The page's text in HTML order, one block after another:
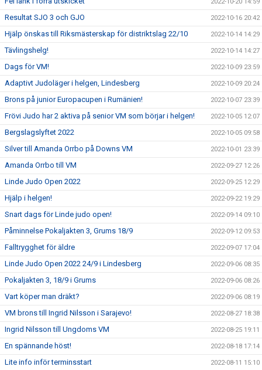
Resultat SJO 3 och GJO 2022-10-16 20:42
Hjälp önskas till Riksmästerskap för distriktslag 22/10 2022-10-14 14:29
Tävlingshelg! 2022-10-14 14:27
Dags för VM! 2022-10-09 23:59
Adaptivt Judoläger i helgen, Lindesberg 2022-10-09 20:24
Brons på junior Europacupen i Rumänien! 2022-10-07 23:39
Frövi Judo har 2 aktiva på senior VM som börjar i helgen! 2022-10-05 12:07
Bergslagslyftet 2022 2022-10-05 09:58
Silver till Amanda Orrbo på Downs VM 2022-10-01 23:39
Amanda Orrbo till VM 2022-09-27 12:26
Linde Judo Open 2022 2022-09-25 12:29
Hjälp i helgen! 2022-09-22 19:29
Snart dags för Linde judo open! 2022-09-14 09:10
Påminnelse Pokaljakten 3, Grums 18/9 2022-09-12 09:53
Falltrygghet för äldre 2022-09-07 17:04
Linde Judo Open 2022 24/9 i Lindesberg 2022-09-06 08:35
Pokaljakten 3, 18/9 i Grums 2022-09-06 08:26
Vart köper man dräkt? 2022-09-06 08:19
VM brons till Ingrid Nilsson i Sarajevo! 2022-08-27 18:38
Ingrid Nilsson till Ungdoms VM 2022-08-25 19:11
En spännande höst! 2022-08-18 17:14
Lite info inför terminsstart 2022-08-11 15:10